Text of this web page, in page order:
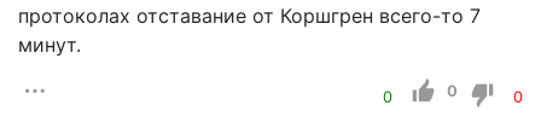
протоколах отставание от Коршгрен всего-то 7
минут.
0 0 0